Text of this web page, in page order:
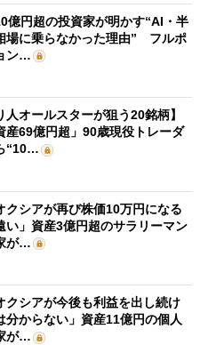
億円超の投資家が明かす“AI・半
場に乗らなかった理由” フルポ
ン…
人オールスターが狙う20銘柄】
産69億円超」90歳現役トレーダ
“10…
クシアが再び株価10万円になる
い」資産3億円超のサラリーマン
が…
クシアが今後も利益を出し続け
分からない」資産11億円の個人
が…